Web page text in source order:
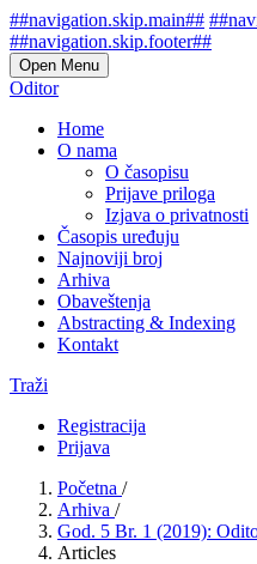
##navigation.skip.main##
##navigation.skip.footer##
Open Menu
Oditor
Home
O nama
O časopisu
Prijave priloga
Izjava o privatnosti
Časopis uređuju
Najnoviji broj
Arhiva
Obaveštenja
Abstracting & Indexing
Kontakt
Traži
Registracija
Prijava
Početna /
Arhiva /
God. 5 Br. 1 (2019):
Articles